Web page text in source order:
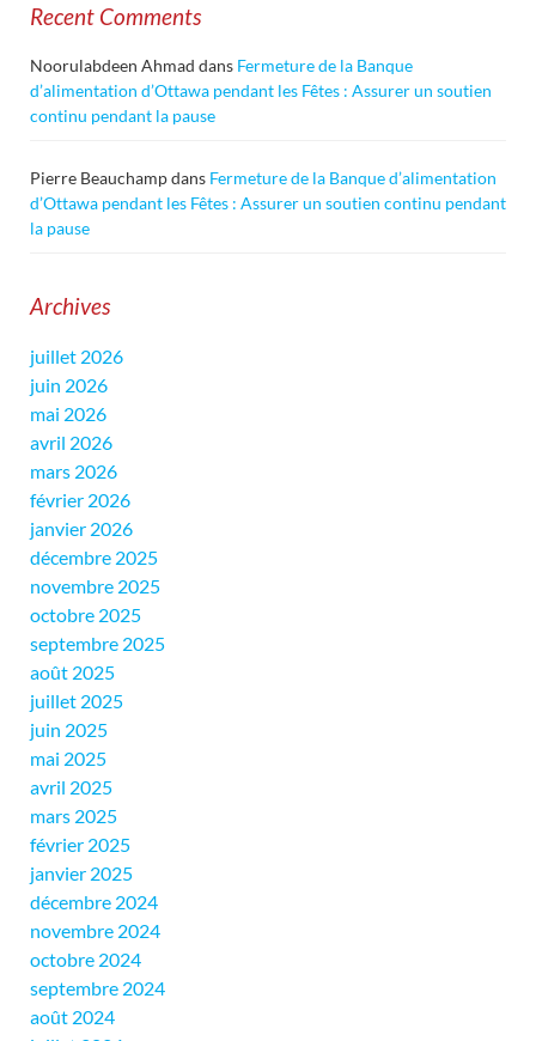
Recent Comments
Noorulabdeen Ahmad dans Fermeture de la Banque
d’alimentation d’Ottawa pendant les Fêtes : Assurer un soutien
continu pendant la pause
Pierre Beauchampdans Fermeture de la Banque d’alimentation
d’Ottawa pendant les Fêtes : Assurer un soutien continu pendant
la pause
Archives
juillet 2026
juin 2026
mai 2026
avril 2026
mars 2026
février 2026
janvier 2026
décembre 2025
novembre 2025
octobre 2025
septembre 2025
août 2025
juillet 2025
juin 2025
mai 2025
avril 2025
mars 2025
février 2025
janvier 2025
décembre 2024
novembre 2024
octobre 2024
septembre 2024
août 2024